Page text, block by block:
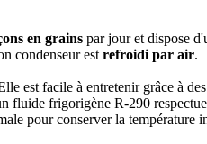
en grains par jour et dispose
condenseur est refroidi par air.
est facile à entretenir grâce à
fluide frigorigène R-290
pour conserver la température